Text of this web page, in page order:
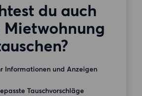
du auch
Mietwohnung
Informationen und Anzeigen
Tauschvorschläge